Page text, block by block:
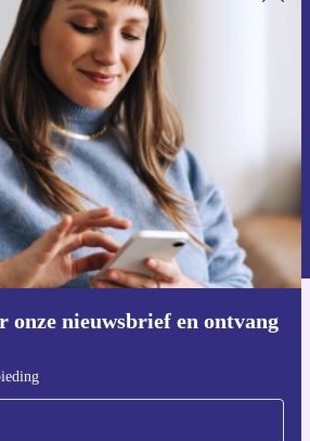
onze nieuwsbrief en ontvang
je aan voor onze nieuwsbrief en
€15 korting!
meer een aanbieding.
aanvragen
van persoonsgegevens vind je in ons
de refurbed app